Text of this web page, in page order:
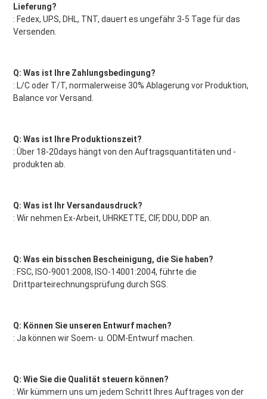
Lieferung?
: Fedex, UPS, DHL, TNT, dauert es ungefähr 3-5 Tage für das
Versenden.
Q: Was ist Ihre Zahlungsbedingung?
: L/C oder T/T, normalerweise 30% Ablagerung vor Produktion,
Balance vor Versand.
Q: Was ist Ihre Produktionszeit?
: Über 18-20days hängt von den Auftragsquantitäten und -
produkten ab.
Q: Was ist Ihr Versandausdruck?
: Wir nehmen Ex-Arbeit, UHRKETTE, CIF, DDU, DDP an.
Q: Was ein bisschen Bescheinigung, die Sie haben?
: FSC, ISO-9001:2008, ISO-14001:2004, führte die
Drittparteirechnungsprüfung durch SGS.
Q: Können Sie unseren Entwurf machen?
: Ja können wir Soem- u. ODM-Entwurf machen.
Q: Wie Sie die Qualität steuern können?
: Wir kümmern uns um jedem Schritt Ihres Auftrages von der